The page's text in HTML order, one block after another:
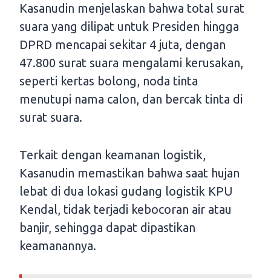
Kasanudin menjelaskan bahwa total surat
suara yang dilipat untuk Presiden hingga
DPRD mencapai sekitar 4 juta, dengan
47.800 surat suara mengalami kerusakan,
seperti kertas bolong, noda tinta
menutupi nama calon, dan bercak tinta di
surat suara.
Terkait dengan keamanan logistik,
Kasanudin memastikan bahwa saat hujan
lebat di dua lokasi gudang logistik KPU
Kendal, tidak terjadi kebocoran air atau
banjir, sehingga dapat dipastikan
keamanannya.